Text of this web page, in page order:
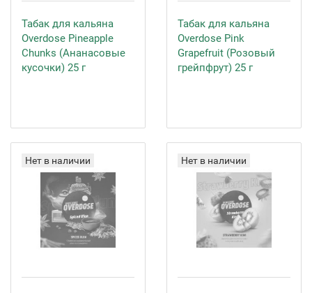
Табак для кальяна
Overdose Pineapple
Chunks (Ананасовые
кусочки) 25 г
Табак для кальяна
Overdose Pink
Grapefruit (Розовый
грейпфрут) 25 г
Нет в наличии Нет в наличии